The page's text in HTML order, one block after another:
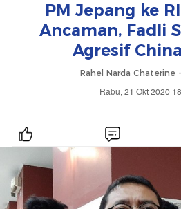
PM Jepang ke
Ancaman, Fadli
Agresif
Rahel Narda Chaterine -
Rabu, 21 Okt 2020